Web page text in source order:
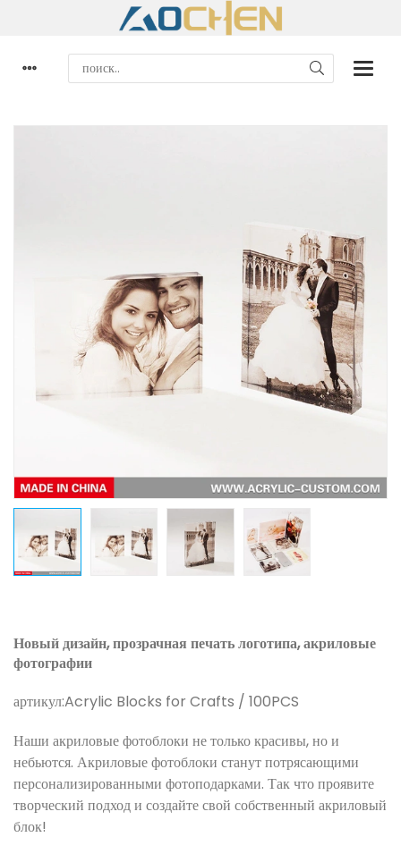
Новый дизайн, прозрачная печать логотипа, акриловые
фотографии
артикул:Acrylic Blocks for Crafts / 100PCS
Наши акриловые фотоблоки не только красивы, но и
небьются. Акриловые фотоблоки станут потрясающими
персонализированными фотоподарками. Так что проявите
творческий подход и создайте свой собственный акриловый
блок!